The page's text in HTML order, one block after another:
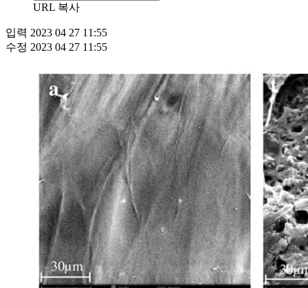
URL 복사
입력 2023 04 27 11:55
수정 2023 04 27 11:55